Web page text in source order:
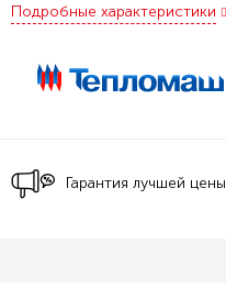
Подробные характеристики
Гарантия лучшей цены